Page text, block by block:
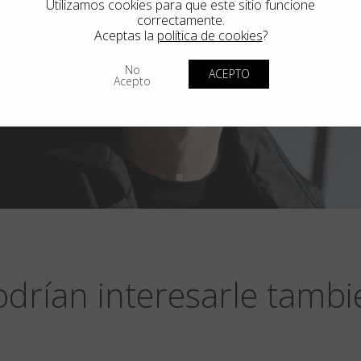
interesarle
Utilizamos cookies para que este sitio funcione
correctamente.
Aceptas la política de cookies?
No
Acepto ACEPTO